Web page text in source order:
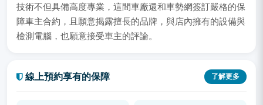
技術不但具備高度專業，這間車廠還和車勢網簽訂嚴格的保
障車主合約，且願意揭露擅長的品牌，與店內擁有的設備與
檢測電腦，也願意接受車主的評論。
線上預約享有的保障 了解更多